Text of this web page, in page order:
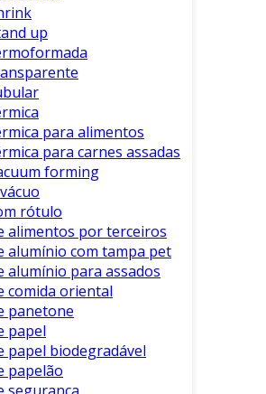
de papel não é
prática e econômica, mas
que favorece um futuro
essa alternativa
ideal para empresas que
valores ao crescente
ecologicamente corretos.
embalagem de papel, você
um mundo melhor, ao
atende às necessidades
up
para alimentos
para carnes assadas
forming
rótulo
alimentos por terceiros
alumínio com tampa pet
alumínio para assados
comida oriental
panetone
papel
papel biodegradável
papelão